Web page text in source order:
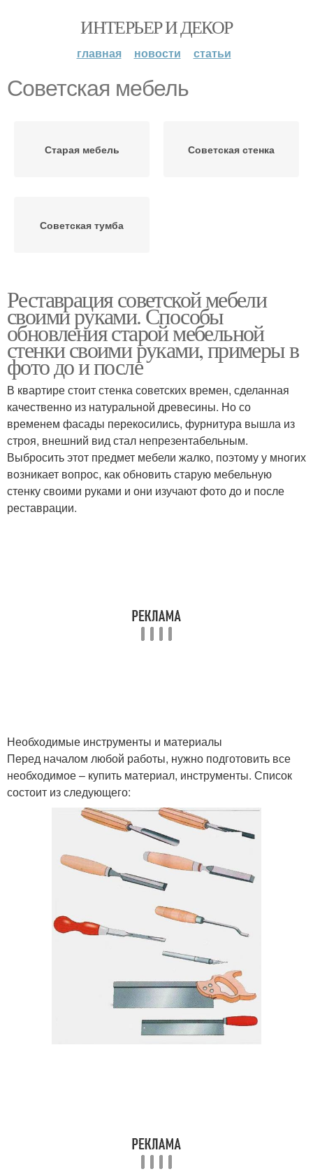
ИНТЕРЬЕР И ДЕКОР
главная новости статьи
Советская мебель
Старая мебель Советская стенка
Советская тумба
Реставрация советской мебели
своими руками. Способы
обновления старой мебельной
стенки своими руками, примеры в
фото до и после
В квартире стоит стенка советских времен, сделанная
качественно из натуральной древесины. Но со
временем фасады перекосились, фурнитура вышла из
строя, внешний вид стал непрезентабельным.
Выбросить этот предмет мебели жалко, поэтому у многих
возникает вопрос, как обновить старую мебельную
стенку своими руками и они изучают фото до и после
реставрации.
Необходимые инструменты и материалы
Перед началом любой работы, нужно подготовить все
необходимое – купить материал, инструменты. Список
состоит из следующего: